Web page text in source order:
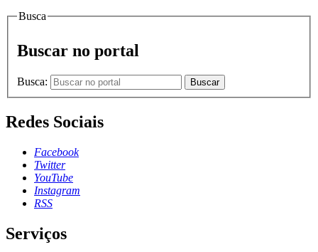
Busca
Buscar no portal
Busca: Buscar
Redes Sociais
Facebook
Twitter
YouTube
Instagram
RSS
Serviços